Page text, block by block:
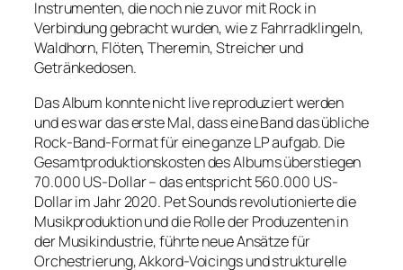
Instrumenten, die noch nie zuvor mit Rock in
Verbindung gebracht wurden, wie z Fahrradklingeln,
Waldhorn, Flöten, Theremin, Streicher und
Getränkedosen.
Das Album konnte nicht live reproduziert werden
und es war das erste Mal, dass eine Band das übliche
Rock-Band-Format für eine ganze LP aufgab. Die
Gesamtproduktionskosten des Albums überstiegen
70.000 US-Dollar – das entspricht 560.000 US-
Dollar im Jahr 2020. Pet Sounds revolutionierte die
Musikproduktion und die Rolle der Produzenten in
der Musikindustrie, führte neue Ansätze für
Orchestrierung, Akkord-Voicings und strukturelle